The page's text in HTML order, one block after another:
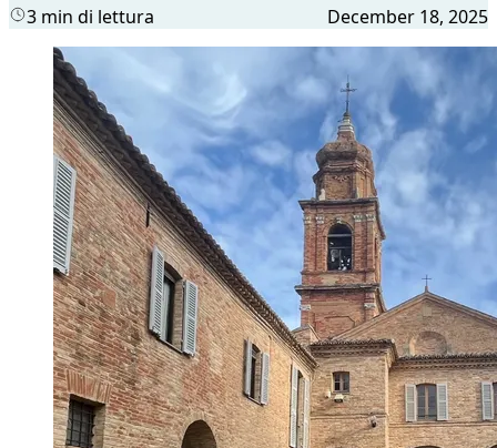
3 min di lettura December 18, 2025